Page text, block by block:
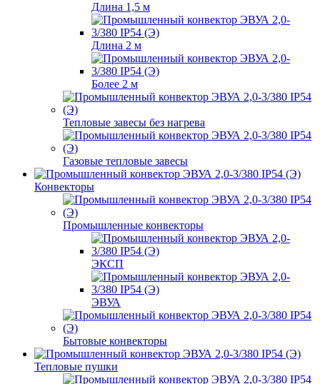
Длина 1,5 м
Длина 2 м
Более 2 м
Тепловые завесы без нагрева
Газовые тепловые завесы
Конвекторы
Промышленные конвекторы
ЭКСП
ЭВУА
Бытовые конвекторы
Тепловые пушки